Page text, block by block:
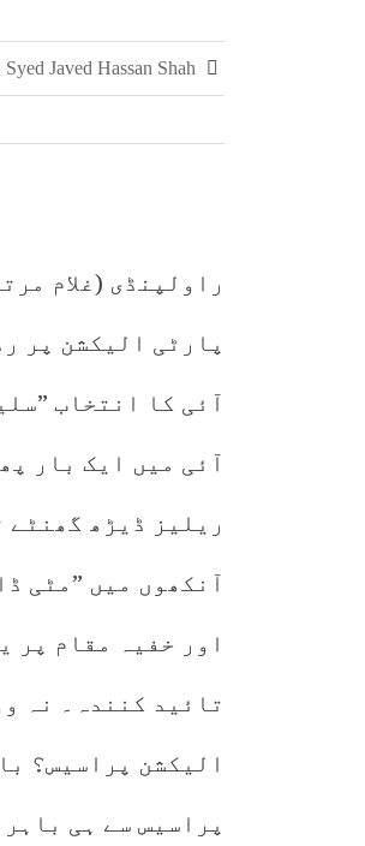
مشہور سمگل سگریٹ
Syed Javed Hassan Shah
راولپنڈی (غلام
پارٹی الیکشن پر
آئی کا انتخاب
آئی میں ایک بار
ریلیز ڈیڑھ
آنکھوں میں ”مٹی
اور خفیہ مقام پر
تائید کنندہ۔ نہ
الیکشن پراسیس؟
پراسیس سے ہی